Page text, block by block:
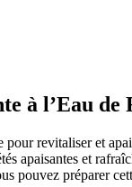
à l’Eau
revitaliser et
apaisantes et
pouvez préparer